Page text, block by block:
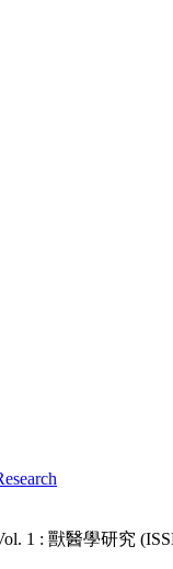
1 : 獸醫學研究